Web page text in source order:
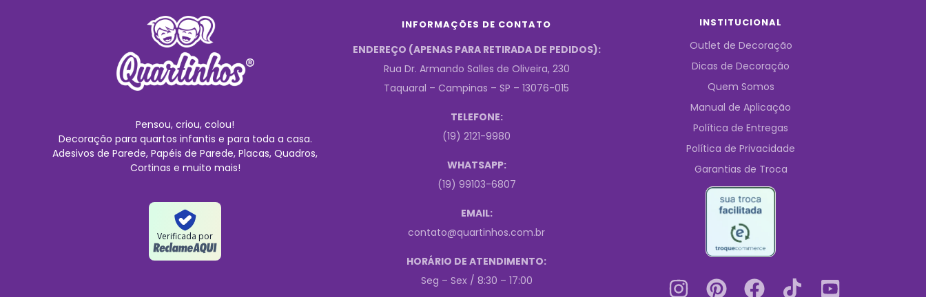
Pensou, criou, colou!
Decoração para quartos infantis e para toda a casa.
Adesivos de Parede, Papéis de Parede, Placas, Quadros,
Cortinas e muito mais!
Verificada por
INFORMAÇÕES DE CONTATO
ENDEREÇO (APENAS PARA RETIRADA DE PEDIDOS):
Rua Dr. Armando Salles de Oliveira, 230
Taquaral – Campinas – SP – 13076-015
TELEFONE:
(19) 2121-9980
WHATSAPP:
(19) 99103-6807
EMAIL:
contato@quartinhos.com.br
HORÁRIO DE ATENDIMENTO:
Seg – Sex / 8:30 – 17:00
INSTITUCIONAL
Outlet de Decoração
Dicas de Decoração
Quem Somos
Manual de Aplicação
Política de Entregas
Política de Privacidade
Garantias de Troca